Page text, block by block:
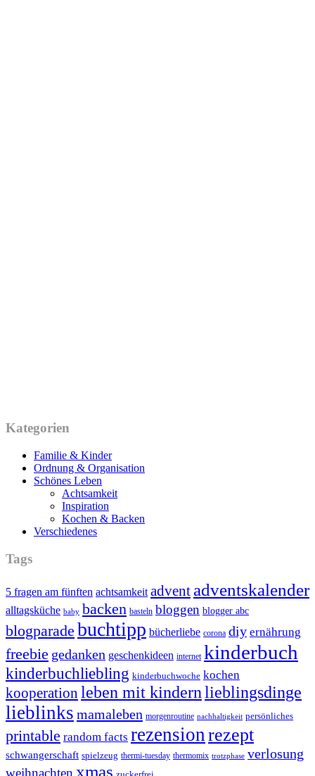
Kategorien
Familie & Kinder
Ordnung & Organisation
Schönes Leben
Achtsamkeit
Inspiration
Kochen & Backen
Verschiedenes
Tags
5 fragen am fünften achtsamkeit advent adventskalender
alltagsküche baby backen basteln bloggen blogger abc
blogparade buchtipp bücherliebe corona diy ernährung
freebie gedanken geschenkideen internet kinderbuch
kinderbuchliebling kinderbuchwoche kochen
kooperation leben mit kindernlieblingsdinge
lieblinks mamaleben morgenroutine nachhaltigkeit persönliches
printable random facts rezensionrezept
schwangerschaft spielzeug thermi-tuesday thermomix trotzphase verlosung
xmas